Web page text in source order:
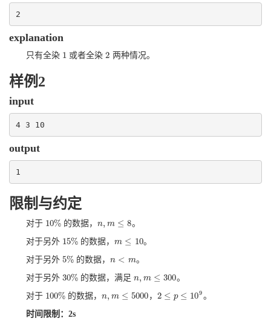
2
explanation
只有全染 1
1 或者全染2
2 两种情况。
样例2
input
4 3 10
output
1
限制与约定
对于 10%
10% 的数据，n, m ≤ 8
n,m≤ 8
。
对于另外 15%
15% 的数据，m ≤ 10
m≤10
。
对于另外 5%
5% 的数据，n < m
n<m
。
对于另外 30%
30% 的数据，满足n, m ≤ 300
n,m≤ 300
。
对于 100%
100% 的数据，n, m ≤ 5000
n,m≤ 5000 ， 2 ≤ p ≤ 109
2≤p ≤109
。
时间限制：2s